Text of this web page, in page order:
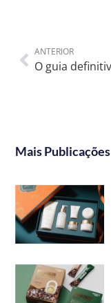
ANTERIOR
Mais Publicações